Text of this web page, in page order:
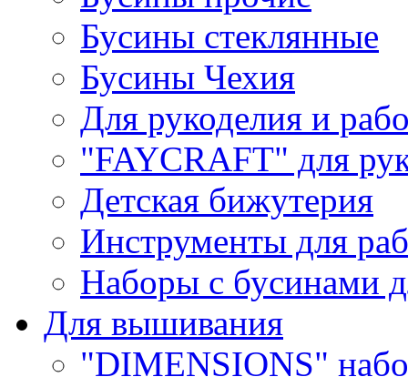
Бусины стеклянные
Бусины Чехия
Для рукоделия и
"FAYCRAFT" для
Детская бижутерия
Инструменты для
Наборы с бусинами
Для вышивания
"DIMENSIONS"